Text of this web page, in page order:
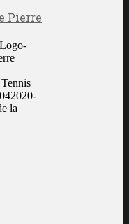
Pierre
Tennis
2020-
la